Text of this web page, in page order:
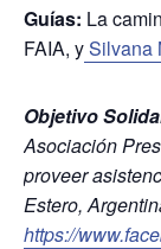
Guías: La
FAIA, ySilvana
Objetivo
Asociación
proveer
Estero,
https://